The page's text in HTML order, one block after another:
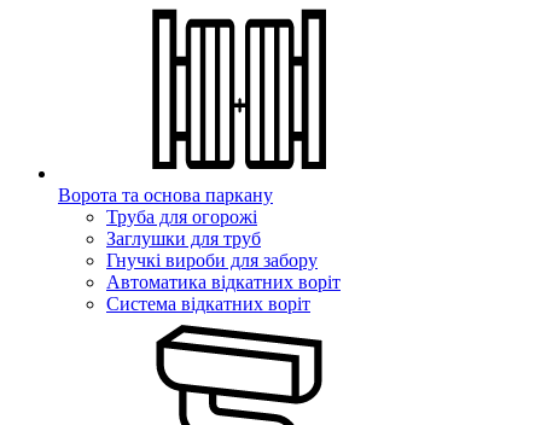
Ворота та основа паркану
Труба для огорожі
Заглушки для труб
Гнучкі вироби для забору
Автоматика відкатних воріт
Система відкатних воріт